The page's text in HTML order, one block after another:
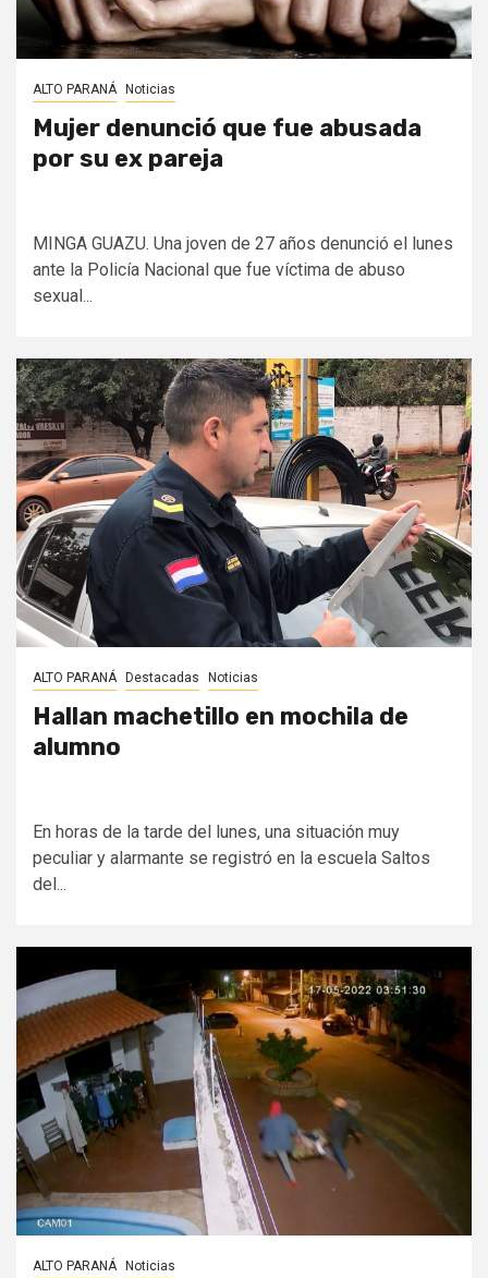
ALTO PARANÁ Noticias
Mujer denunció que fue abusada
por su ex pareja
MINGA GUAZU. Una joven de 27 años denunció el lunes
ante la Policía Nacional que fue víctima de abuso
sexual...
ALTO PARANÁ Destacadas Noticias
Hallan machetillo en mochila de
alumno
En horas de la tarde del lunes, una situación muy
peculiar y alarmante se registró en la escuela Saltos
del...
ALTO PARANÁ Noticias